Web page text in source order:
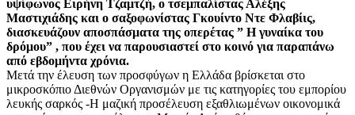
υψίφωνος Ειρήνη Τζαμτζή, ο τσεμπαλίστας Αλέξης
Μαστιχιάδης και ο σαξοφωνίστας Γκουίντο Ντε Φλαβίις,
διασκευάζουν αποσπάσματα της οπερέτας ” Η γυναίκα του
δρόμου” , που έχει να παρουσιαστεί στο κοινό για παραπάνω
από εβδομήντα χρόνια.
Μετά την έλευση των προσφύγων η Ελλάδα βρίσκεται στο
μικροσκόπιο Διεθνών Οργανισμών με τις κατηγορίες του εμπορίου
λευκής σαρκός -Η μαζική προσέλευση εξαθλιωμένων οικονομικά